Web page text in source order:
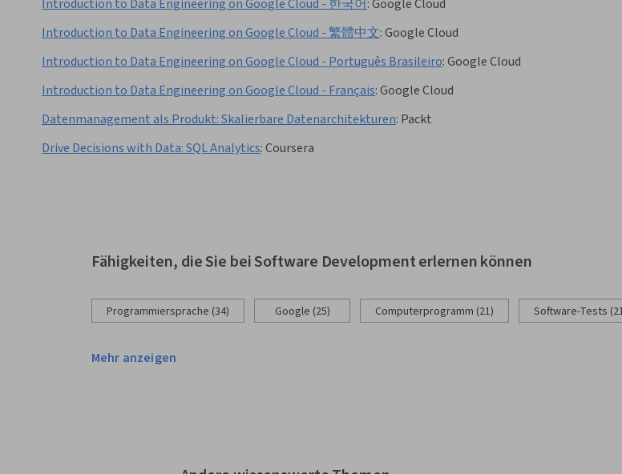
Introduction to Data Engineering on Google Cloud - 한국어:Google Cloud
Introduction to Data Engineering on Google Cloud - 繁體中文:Google Cloud
Introduction to Data Engineering on Google Cloud - Português Brasileiro:Google Cloud
Introduction to Data Engineering on Google Cloud - Français:Google Cloud
Datenmanagement als Produkt: Skalierbare Datenarchitekturen: Packt
Drive Decisions with Data: SQL Analytics:Coursera
Fähigkeiten, die Sie bei Software Development erlernen können
Programmiersprache (34) Google (25) Computerprogramm (21) Software-Tests
Mehr anzeigen